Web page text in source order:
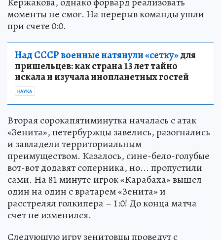
моменты не смог. На перерыв команды ушли
при счете 0:0.
Над СССР военные натянули «сетку»для
пришельцев: как страна 13 лет тайно
искала и изучала инопланетных гостей
НАУКА
Вторая сорокапятиминутка началась с атак
«Зенита», петербуржцы завелись, разогнались
и завладели территориальным
преимуществом. Казалось, сине-бело-голубые
вот-вот додавят соперника, но... пропустили
сами. На 81 минуте игрок «Карабаха» вышел
один на один с вратарем «Зенита» и
расстрелял голкипера – 1:0! До конца матча
счет не изменился.
Следующую игру зенитовцы проведут с